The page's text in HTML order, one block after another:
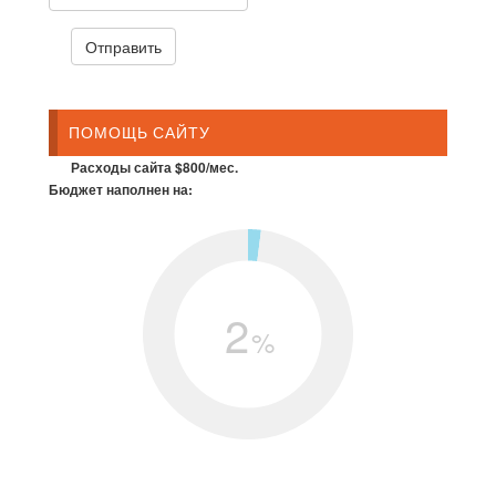
ПОМОЩЬ САЙТУ
Расходы сайта $800/мес.
Бюджет наполнен на:
2%